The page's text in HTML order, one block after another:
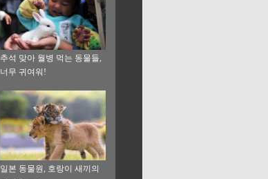
추석 맞아 월병 먹는 동물들,
너무 귀여워!
일본 동물원, 호랑이 새끼의